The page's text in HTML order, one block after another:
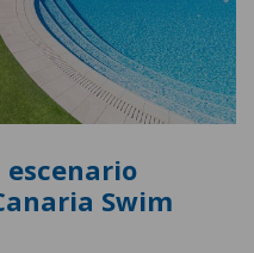
escenario
Swim